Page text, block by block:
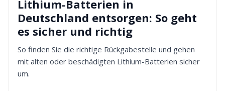
Lithium-Batterien in
Deutschland entsorgen: So geht
es sicher und richtig
So finden Sie die richtige Rückgabestelle und gehen
mit alten oder beschädigten Lithium-Batterien sicher
um.